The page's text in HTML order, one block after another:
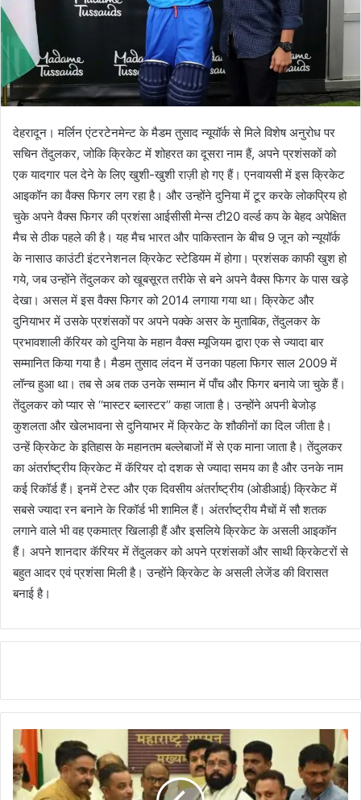
देहरादून। मर्लिन एंटरटेनमेन्‍ट के मैडम तुसाद न्‍यूयॉर्क से मिले विशेष अनुरोध पर
सचिन तेंदुलकर, जोकि क्रिकेट में शोहरत का दूसरा नाम हैं, अपने प्रशंसकों को
एक यादगार पल देने के लिए खुशी-खुशी राज़ी हो गए हैं। एनवायसी में इस क्रिकेट
आइकॉन का वैक्‍स फिगर लग रहा है। और उन्‍होंने दुनिया में टूर करके लोकप्रिय हो
चुके अपने वैक्‍स फिगर की प्रशंसा आईसीसी मेन्‍स टी20 वर्ल्‍ड कप के बे‍हद अपेक्षित
मैच से ठीक पहले की है। यह मैच भारत और पाकिस्‍तान के बीच 9 जून को न्‍यूयॉर्क
के नासाउ काउंटी इंटरनेशनल क्रिकेट स्‍टेडियम में होगा। प्रशंसक काफी खुश हो
गये, जब उन्‍होंने तेंदुलकर को खूबसूरत तरीके से बने अपने वैक्‍स फिगर के पास खड़े
देखा। असल में इस वैक्‍स फिगर को 2014 लगाया गया था। क्रिकेट और
दुनियाभर में उसके प्रशंसकों पर अपने पक्‍के असर के मुताबिक, तेंदुलकर के
प्रभावशाली कॅरियर को दुनिया के महान वैक्‍स म्‍यूजियम द्वारा एक से ज्‍यादा बार
सम्‍मानित किया गया है। मैडम तुसाद लंदन में उनका पहला फिगर साल 2009 में
लॉन्‍च हुआ था। तब से अब तक उनके सम्‍मान में पाँच और फिगर बनाये जा चुके हैं।
तेंदुलकर को प्‍यार से ‘‘मास्‍टर ब्‍लास्‍टर’’ कहा जाता है। उन्‍होंने अपनी बेजोड़
कुशलता और खेलभावना से दुनियाभर में क्रिकेट के शौकीनों का दिल जीता है।
उन्‍हें क्रिकेट के इतिहास के महानतम बल्‍लेबाजों में से एक माना जाता है। तेंदुलकर
का अंतर्राष्‍ट्रीय क्रिकेट में कॅरियर दो दशक से ज्‍यादा समय का है और उनके नाम
कई रिकॉर्ड हैं। इनमें टेस्‍ट और एक दिवसीय अंतर्राष्‍ट्रीय (ओडीआई)‍ क्रिकेट में
सबसे ज्‍यादा रन बनाने के रिकॉर्ड भी शामिल हैं। अंतर्राष्‍ट्रीय मैचों में सौ शतक
लगाने वाले भी वह एकमात्र खिलाड़ी हैं और इसलिये क्रिकेट के असली आइकॉन
हैं। अपने शानदार कॅरियर में तेंदुलकर को अपने प्रशंसकों और साथी क्रिकेटरों से
बहुत आदर एवं प्रशंसा मिली है। उन्‍होंने क्रिकेट के असली लेजेंड की विरासत
बनाई है।